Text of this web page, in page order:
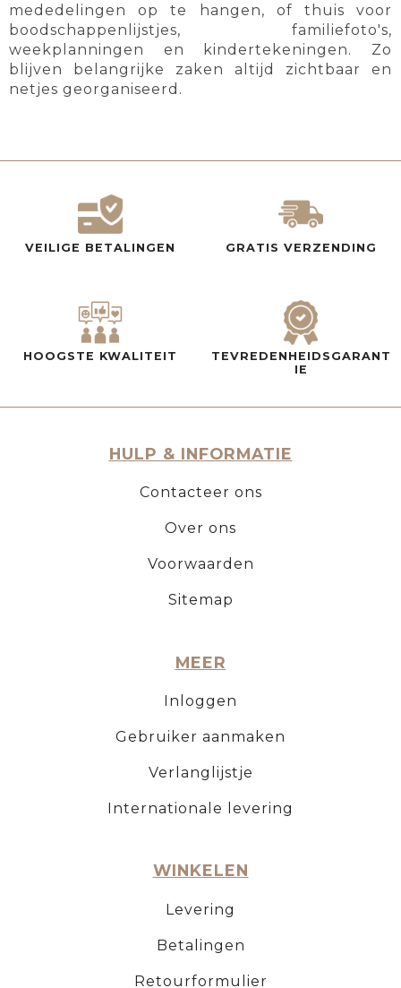
mededelingen op te hangen, of thuis voor
boodschappenlijstjes, familiefoto's,
weekplanningen en kindertekeningen. Zo
blijven belangrijke zaken altijd zichtbaar en
netjes georganiseerd.
VEILIGE BETALINGEN GRATIS VERZENDING
HOOGSTE KWALITEIT
TEVREDENHEIDSGARANT
IE
HULP & INFORMATIE
Contacteer ons
Over ons
Voorwaarden
Sitemap
MEER
Inloggen
Gebruiker aanmaken
Verlanglijstje
Internationale levering
WINKELEN
Levering
Betalingen
Retourformulier